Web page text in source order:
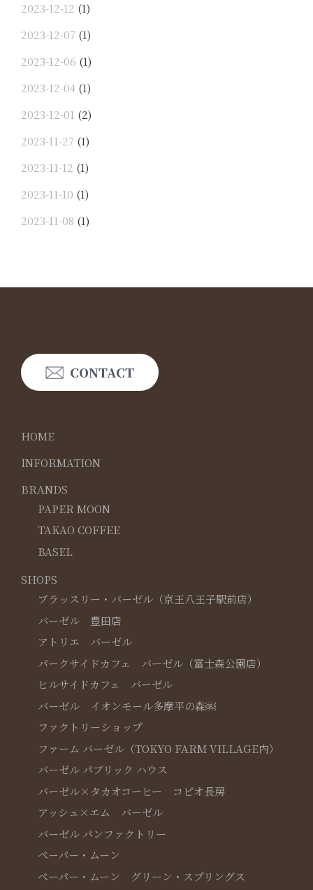
2023-12-12 (1)
2023-12-07 (1)
2023-12-06 (1)
2023-12-04 (1)
2023-12-01 (2)
2023-11-27 (1)
2023-11-12 (1)
2023-11-10 (1)
2023-11-08 (1)
CONTACT
HOME
INFORMATION
BRANDS
PAPER MOON
TAKAO COFFEE
BASEL
SHOPS
ブラッスリー・バーゼル（京王八王子駅前店）
バーゼル 豊田店
アトリエ バーゼル
パークサイドカフェ バーゼル（富士森公園店）
ヒルサイドカフェ バーゼル
バーゼル イオンモール多摩平の森￼
ファクトリーショップ
ファーム バーゼル（TOKYO FARM VILLAGE内）
バーゼル パブリック ハウス
バーゼル×タカオコーヒー コピオ長房
アッシュ×エム バーゼル
バーゼル パンファクトリー
ペーパー・ムーン
ペーパー・ムーン グリーン・スプリングス